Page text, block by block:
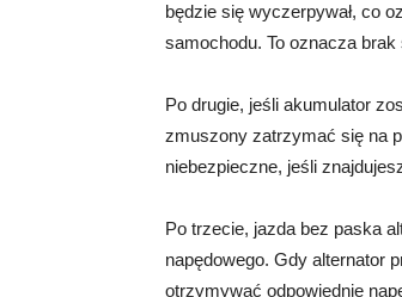
będzie się wyczerpywał, co
samochodu. To oznacza
Po drugie, jeśli akumulator
zmuszony zatrzymać się na
niebezpieczne, jeśli
Po trzecie, jazda bez paska
napędowego. Gdy alternator
otrzymywać odpowiednie